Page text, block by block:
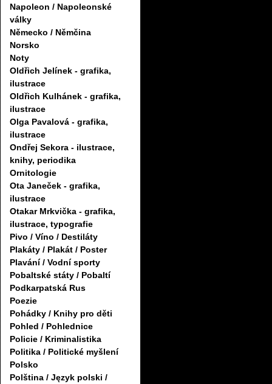
Napoleon / Napoleonské
války
Německo / Němčina
Norsko
Noty
Oldřich Jelínek - grafika,
ilustrace
Oldřich Kulhánek - grafika,
ilustrace
Olga Pavalová - grafika,
ilustrace
Ondřej Sekora - ilustrace,
knihy, periodika
Ornitologie
Ota Janeček - grafika,
ilustrace
Otakar Mrkvička - grafika,
ilustrace, typografie
Pivo / Víno / Destiláty
Plakáty / Plakát / Poster
Plavání / Vodní sporty
Pobaltské státy / Pobaltí
Podkarpatská Rus
Poezie
Pohádky / Knihy pro děti
Pohled / Pohlednice
Policie / Kriminalistika
Politika / Politické myšlení
Polsko
Polština / Język polski /